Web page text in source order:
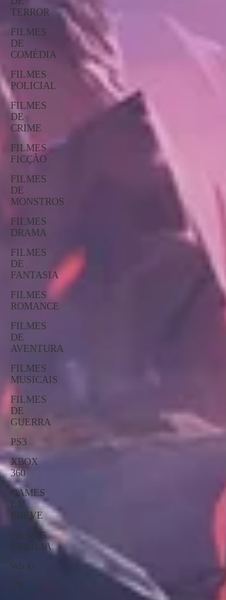
TERROR
FILMES
DE
COMÉDIA
FILMES
POLICIAL
FILMES
DE
CRIME
FILMES
FICÇÃO
FILMES
DE
MONSTROS
FILMES
DRAMA
FILMES
DE
FANTASIA
FILMES
ROMANCE
FILMES
DE
AVENTURA
FILMES
MUSICAIS
FILMES
DE
GUERRA
PS3
XBOX
360
GAMES
EM
BREVE
FILMES
FAMÍLIA
Wii U
VR